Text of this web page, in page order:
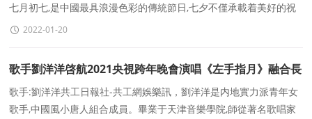
七月初七,是中國最具浪漫色彩的傳統節日,七夕不僅承載着美好的祝
福與心願,亦是流傳千年的傳統文
2022-01-20
歌手劉洋洋啓航2021央視跨年晚會演唱《左手指月》融合長
調驚豔全場
歌手:劉洋洋共工日報社-共工網娛樂訊，劉洋洋是内地實力派青年女
歌手,中國風小唐人組合成員。畢業于天津音樂學院,師從著名歌唱家